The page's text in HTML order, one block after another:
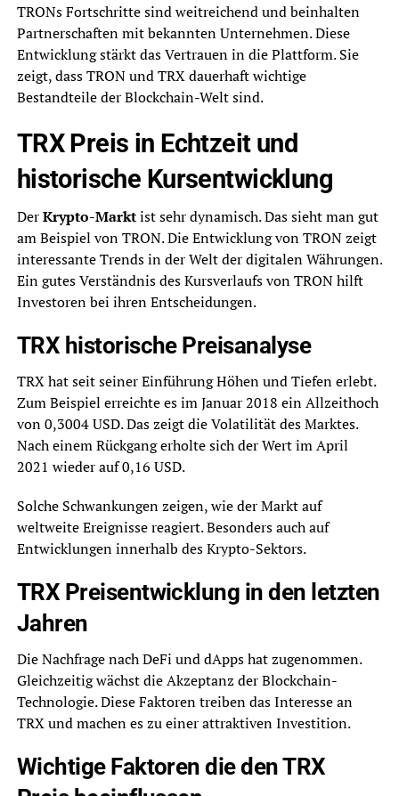
TRONs Fortschritte sind weitreichend und beinhalten
Partnerschaften mit bekannten Unternehmen. Diese
Entwicklung stärkt das Vertrauen in die Plattform. Sie
zeigt, dass TRON und TRX dauerhaft wichtige
Bestandteile der Blockchain-Welt sind.
TRX Preis in Echtzeit und
historische Kursentwicklung
DerKrypto-Marktist sehr dynamisch. Das sieht man gut
am Beispiel von TRON. Die Entwicklung von TRON zeigt
interessante Trends in der Welt der digitalen Währungen.
Ein gutes Verständnis des Kursverlaufs von TRON hilft
Investoren bei ihren Entscheidungen.
TRX historische Preisanalyse
TRX hat seit seiner Einführung Höhen und Tiefen erlebt.
Zum Beispiel erreichte es im Januar 2018 ein Allzeithoch
von 0,3004 USD. Das zeigt die Volatilität des Marktes.
Nach einem Rückgang erholte sich der Wert im April
2021 wieder auf 0,16 USD.
Solche Schwankungen zeigen, wie der Markt auf
weltweite Ereignisse reagiert. Besonders auch auf
Entwicklungen innerhalb des Krypto-Sektors.
TRX Preisentwicklung in den letzten
Jahren
Die Nachfrage nach DeFi und dApps hat zugenommen.
Gleichzeitig wächst die Akzeptanz der Blockchain-
Technologie. Diese Faktoren treiben das Interesse an
TRX und machen es zu einer attraktiven Investition.
Wichtige Faktoren die den TRX